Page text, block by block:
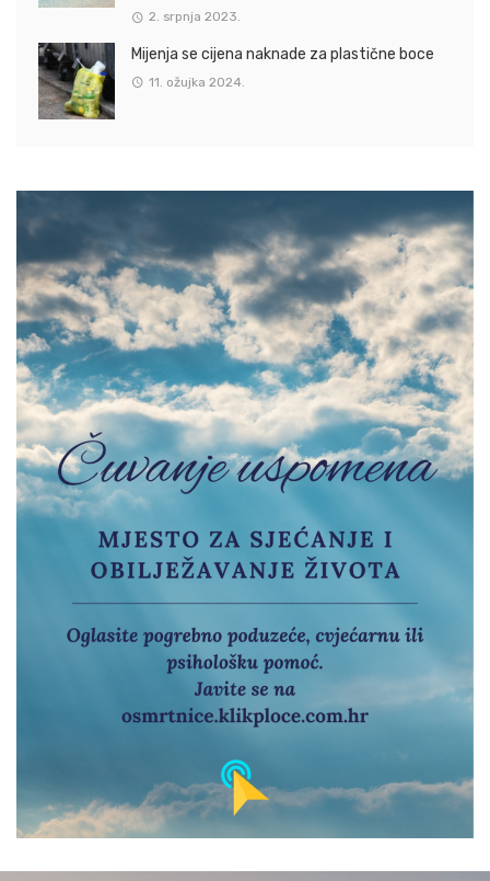
2. srpnja 2023.
Mijenja se cijena naknade za plastične boce
11. ožujka 2024.